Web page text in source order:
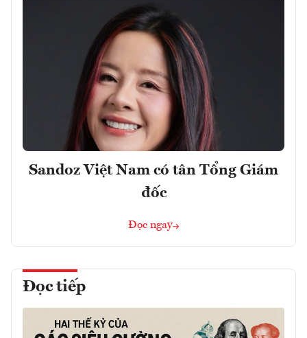
Sandoz Việt Nam có tân Tổng Giám
đốc
Đọc ngay
Đọc tiếp